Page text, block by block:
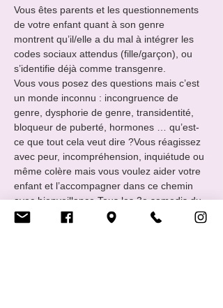
Vous êtes parents et les questionnements
de votre enfant quant à son genre
montrent qu’il/elle a du mal à intégrer les
codes sociaux attendus (fille/garçon), ou
s’identifie déjà comme transgenre.
Vous vous posez des questions mais c’est
un monde inconnu : incongruence de
genre, dysphorie de genre, transidentité,
bloqueur de puberté, hormones … qu’est-
ce que tout cela veut dire ?​Vous réagissez
avec peur, incompréhension, inquiétude ou
même colère mais vous voulez aider votre
enfant et l’accompagner dans ce chemin
avec bienveillance.​Tous les 3e samedis du
mois, de 09 : 30 à 11 :30, le Centre